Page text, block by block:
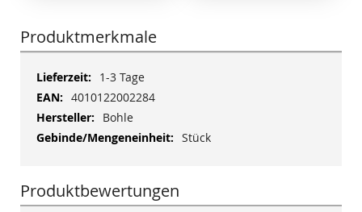
Produktmerkmale
Mehr
Informationen
1-3 Tage
4010122002284
Bohle
Stück
Produktbewertungen